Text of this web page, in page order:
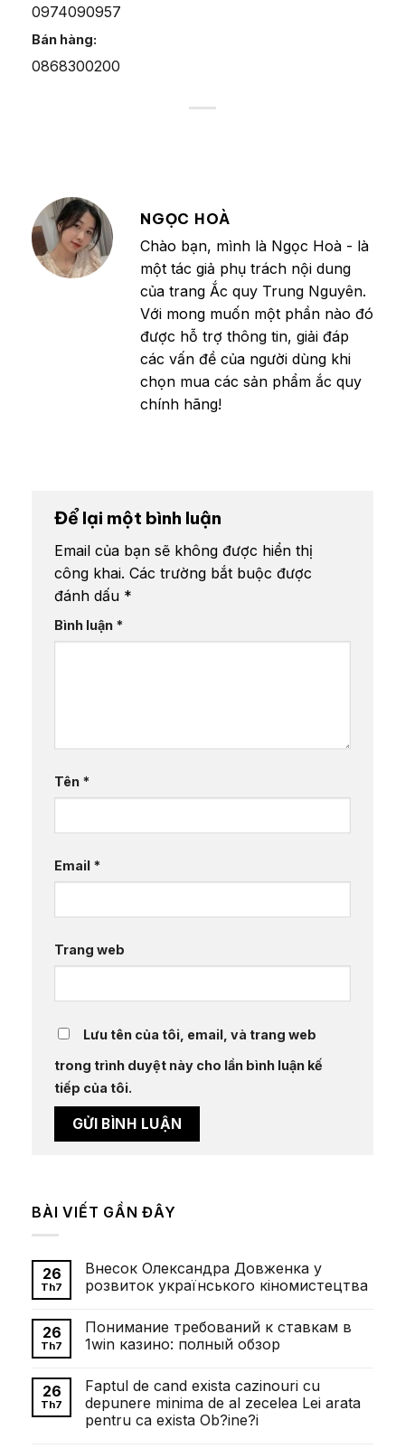
0974090957
Bán hàng:
0868300200
NGỌC HOÀ
Chào bạn, mình là Ngọc Hoà - là
một tác giả phụ trách nội dung
của trang Ắc quy Trung Nguyên.
Với mong muốn một phần nào đó
được hỗ trợ thông tin, giải đáp
các vấn đề của người dùng khi
chọn mua các sản phẩm ắc quy
chính hãng!
Để lại một bình luận
Email của bạn sẽ không được hiển thị
công khai. Các trường bắt buộc được
đánh dấu *
Bình luận *
Tên *
Email *
Trang web
Lưu tên của tôi, email, và trang web
trong trình duyệt này cho lần bình luận kế
tiếp của tôi.
BÀI VIẾT GẦN ĐÂY
26
Th7
Внесок Олександра Довженка у
розвиток українського кіномистецтва
bình
luận
ở
Довженка
розвиток
українського
кіномистецтва
26
Th7
Понимание требований к ставкам в
1win казино: полный обзор
bình
luận
ở
Понимание
требований
26
Th7
Faptul de cand exista cazinouri cu
depunere minima de al zecelea Lei arata
pentru ca exista Ob?ine?i